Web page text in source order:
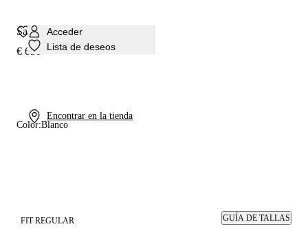
Acceder
Lista de deseos
Encontrar en la tienda
Salón Julia Minorca
€ 650
Color:Blanco
FIT REGULAR GUÍA DE TALLAS